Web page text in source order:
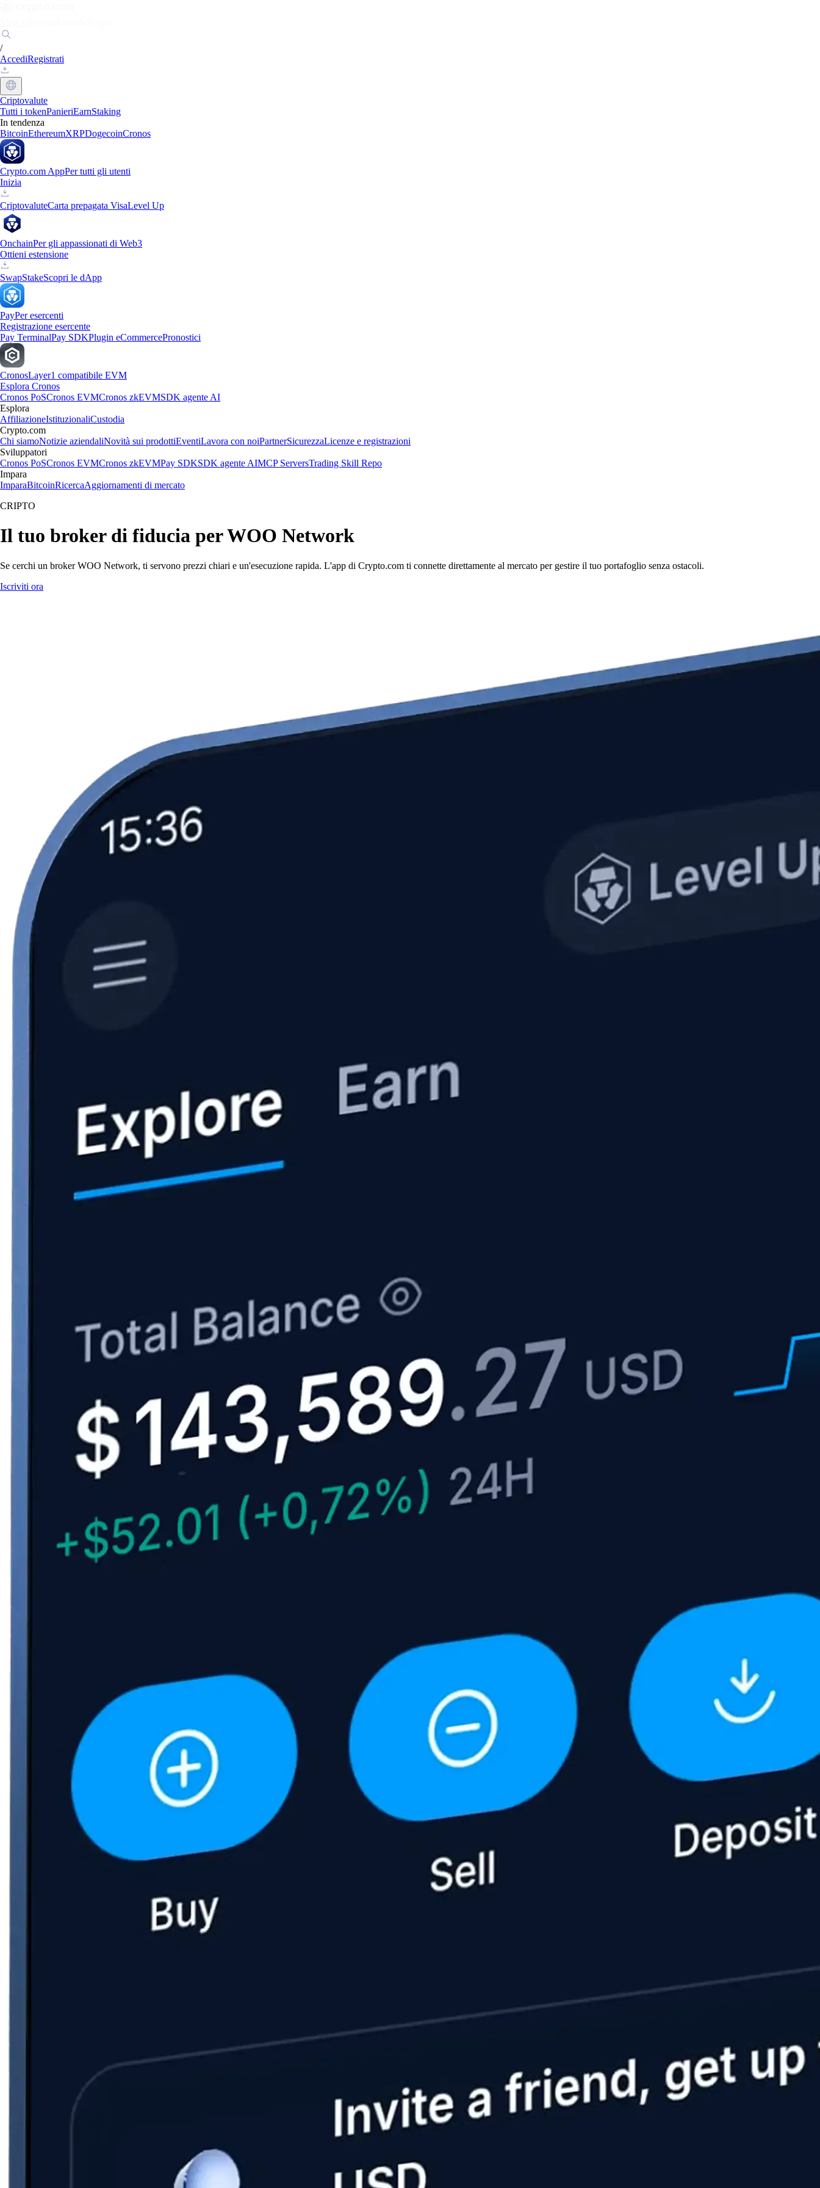
/
AccediRegistrati
Criptovalute
Tutti i tokenPanieriEarnStaking
In tendenza
BitcoinEthereumXRPDogecoinCronos
Crypto.com AppPer tutti gli utenti
Inizia
CriptovaluteCarta prepagata VisaLevel Up
OnchainPer gli appassionati di Web3
Ottieni estensione
SwapStakeScopri le dApp
PayPer esercenti
Registrazione esercente
Pay TerminalPay SDKPlugin eCommercePronostici
CronosLayer1 compatibile EVM
Esplora Cronos
Cronos PoSCronos EVMCronos zkEVMSDK agente AI
Esplora
AffiliazioneIstituzionaliCustodia
Crypto.com
Chi siamoNotizie aziendaliNovità sui prodottiEventiLavora con noiPartnerSicurezzaLicenze e registrazioni
Sviluppatori
Cronos PoSCronos EVMCronos zkEVMPay SDKSDK agente AIMCP ServersTrading Skill Repo
Impara
ImparaBitcoinRicercaAggiornamenti di mercato
CRIPTO
Il tuo broker di fiducia per WOO Network
Se cerchi un broker WOO Network, ti servono prezzi chiari e un'esecuzione rapida. L'app di Crypto.com ti connette direttamente al mercato per gestire il tuo portafoglio senza ostacoli.
Iscriviti ora